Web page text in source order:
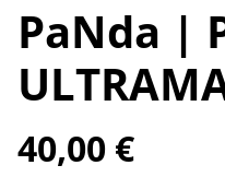
PaNda |
40,00 €